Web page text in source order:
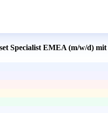
Specialist EMEA (m/w/d)